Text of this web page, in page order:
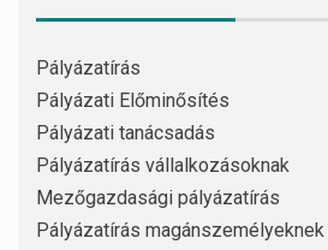
Pályázatírás
Pályázati Előminősítés
Pályázati tanácsadás
Pályázatírás vállalkozásoknak
Mezőgazdasági pályázatírás
Pályázatírás magánszemélyeknek